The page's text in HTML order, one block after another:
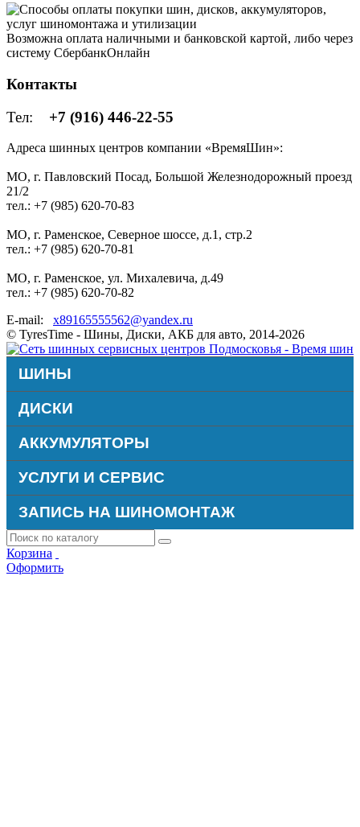
Возможна оплата наличными и банковской картой, либо через
систему СбербанкОнлайн
Контакты
Тел: +7 (916) 446-22-55
Адреса шинных центров компании «ВремяШин»:
МО, г. Павловский Посад, Большой Железнодорожный проезд
21/2
тел.: +7 (985) 620-70-83
МО, г. Раменское, Северное шоссе, д.1, стр.2
тел.: +7 (985) 620-70-81
МО, г. Раменское, ул. Михалевича, д.49
тел.: +7 (985) 620-70-82
E-mail: x89165555562@yandex.ru
© TyresTime - Шины, Диски, АКБ для авто, 2014-2026
ШИНЫ
ДИСКИ
АККУМУЛЯТОРЫ
УСЛУГИ И СЕРВИС
ЗАПИСЬ НА ШИНОМОНТАЖ
Корзина
Оформить